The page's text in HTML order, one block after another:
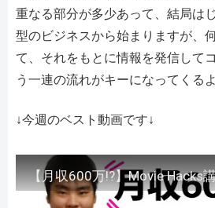
重なる部分が多少あって、結局は
型のビジネスから始まりますが、
て、それをもとに情報を発信して
う一連の流れがキーになってくる
↓今週のベスト動画です↓